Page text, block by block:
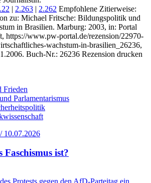
| 2.263 | 2.262 Empfohlene Zitierweise:
zu: Michael Fritsche: Bildungspolitik und
in Brasilien. Marburg: 2003, in: Portal
https://www.pw-portal.de/rezension/22970-
wachstum-in-brasilien_26236,
Buch-Nr.: 26236 Rezension drucken
Frieden
Parlamentarismus
10.07.2026
Faschismus ist?